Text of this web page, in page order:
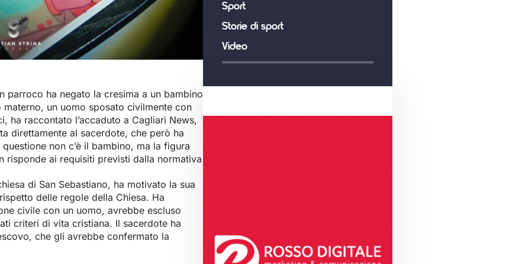
parroco ha negato la cresima a un bambino
un uomo sposato civilmente con
ha raccontato l’accaduto a Cagliari News,
direttamente al sacerdote, che però ha
non c’è il bambino, ma la figura
ai requisiti previsti dalla normativa
di San Sebastiano, ha motivato la sua
delle regole della Chiesa. Ha
civile con un uomo, avrebbe escluso
criteri di vita cristiana. Il sacerdote ha
che gli avrebbe confermato la
Sport
Storie di sport
Video